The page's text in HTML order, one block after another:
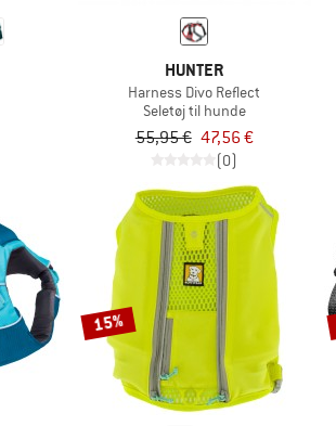
HUNTER
Harness Divo Reflect
Seletøj til hunde
55,95 € 47,56 €
(0)
15%